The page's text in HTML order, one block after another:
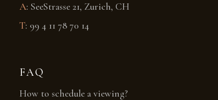
A: SeeStrasse 21, Zurich, CH
T: 99 4 11 78 70 14
FAQ
How to schedule a viewing?